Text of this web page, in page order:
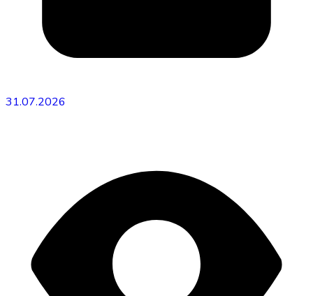
31.07.2026